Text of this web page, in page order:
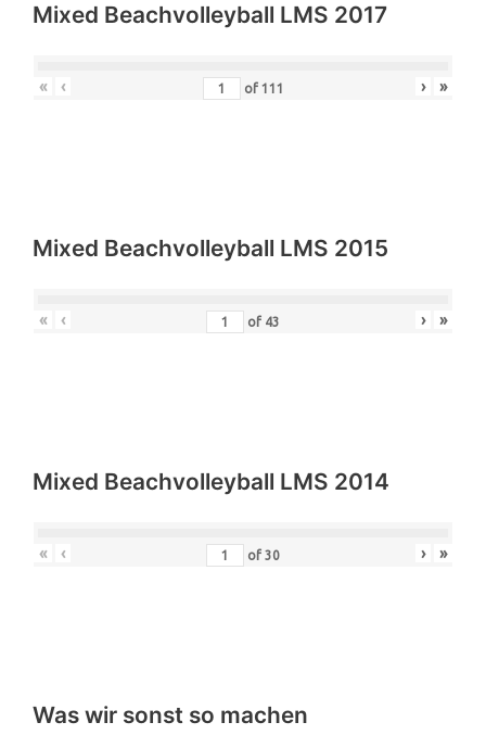
Mixed Beachvolleyball LMS 2017
« ‹ of 111 › »
Mixed Beachvolleyball LMS 2015
« ‹ of 43 › »
Mixed Beachvolleyball LMS 2014
« ‹ of 30 › »
Was wir sonst so machen